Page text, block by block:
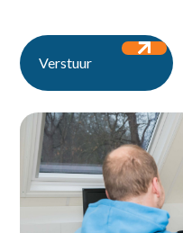
Over ons
Contact
Ontdek de vacatures
Verstuur